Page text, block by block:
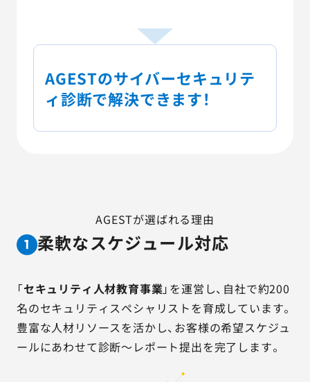
AGESTのサイバーセキュリテ
ィ診断で解決できます！
AGESTが選ばれる理由
1 柔軟なスケジュール対応
「セキュリティ人材教育事業」を運営し、自社で約200
名のセキュリティスペシャリストを育成しています。
豊富な人材リソースを活かし、お客様の希望スケジュ
ールにあわせて診断～レポート提出を完了します。